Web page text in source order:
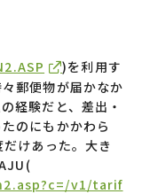
)を利用す
郵便物が届かなか
経験だと、差出・
のにもかかわら
けあった。大き
v1/tarif